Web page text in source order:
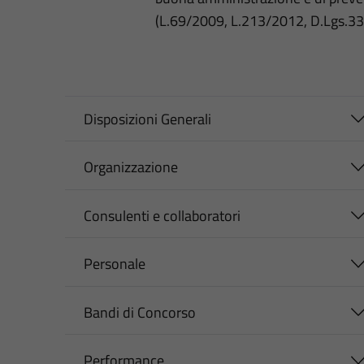
(L.69/2009, L.213/2012,
Disposizioni Generali
Organizzazione
Consulenti e collaboratori
Personale
Bandi di Concorso